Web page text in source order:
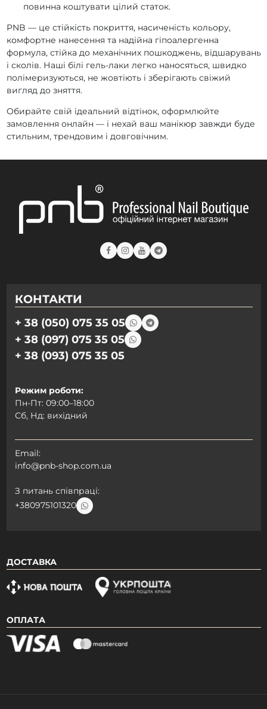
повинна коштувати цілий статок.
PNB — це стійкість покриття, насиченість кольору,
комфортне нанесення та надійна гіпоалергенна
формула, стійка до механічних пошкоджень, відшарувань
і сколів. Наші білі гель-лаки легко наносяться, швидко
полімеризуються, не жовтіють і зберігають свіжий
вигляд до зняття.
Обирайте свій ідеальний відтінок, оформлюйте
замовлення онлайн — і нехай ваш манікюр завжди буде
стильним, трендовим і довговічним.
ДОСТАВКА
ОПЛАТА
КОНТАКТИ
+ 38 (050) 075 35 05
+ 38 (097) 075 35 05
+ 38 (093) 075 35 05
Режим роботи:
Пн-Пт: 09:00–18:00
Сб, Нд: вихідний
Email:
info@pnb-shop.com.ua
З питань співпраці:
+380975101320
Даруємо знижку
Реєструйся та отримай автоматичну
знижку -15% на перше замовлення